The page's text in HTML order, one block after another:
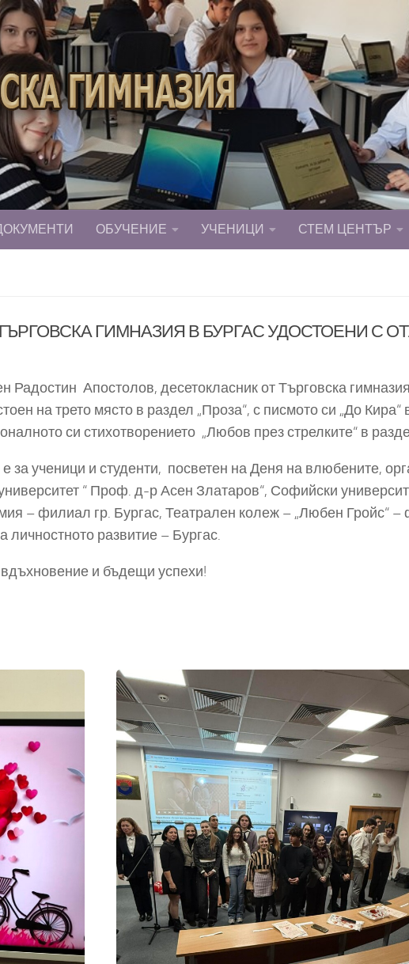
ОБУЧЕНИЕ УЧЕНИЦИ СТЕМ ЦЕНТЪР
ГИМНАЗИЯ В БУРГАС УДОСТОЕНИ С
Радостин Апостолов, десетокласник от Търговска
на трето място в раздел „Проза“, с писмото си „До
си стихотворението „Любов през стрелките“ в
за ученици и студенти, посветен на Деня на влюбените,
“ Проф. д-р Асен Златаров“, Софийски
– филиал гр. Бургас, Театрален колеж – „Любен
личностното развитие – Бургас.
и бъдещи успехи!